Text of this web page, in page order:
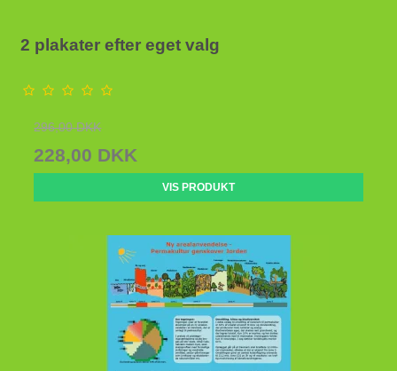
2 plakater efter eget valg
296,00 DKK
228,00 DKK
VIS PRODUKT